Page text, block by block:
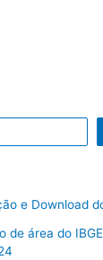
e Download
de área do